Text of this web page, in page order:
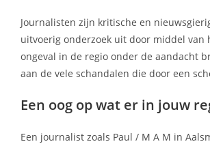
Journalisten zijn kritische en
uitvoerig onderzoek uit door middel van
ongeval in de regio onder de aandacht
aan de vele schandalen die door een
Een oog op wat er in jouw
Een journalist zoals Paul / M A M in